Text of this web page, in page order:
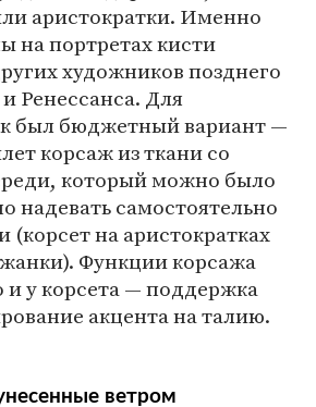
аристократки. Именно
на портретах кисти
художников позднего
Ренессанса. Для
был бюджетный вариант —
корсаж из ткани со
который можно было
надевать самостоятельно
(корсет на аристократках
Функции корсажа
и у корсета — поддержка
акцента на талию.
ветром